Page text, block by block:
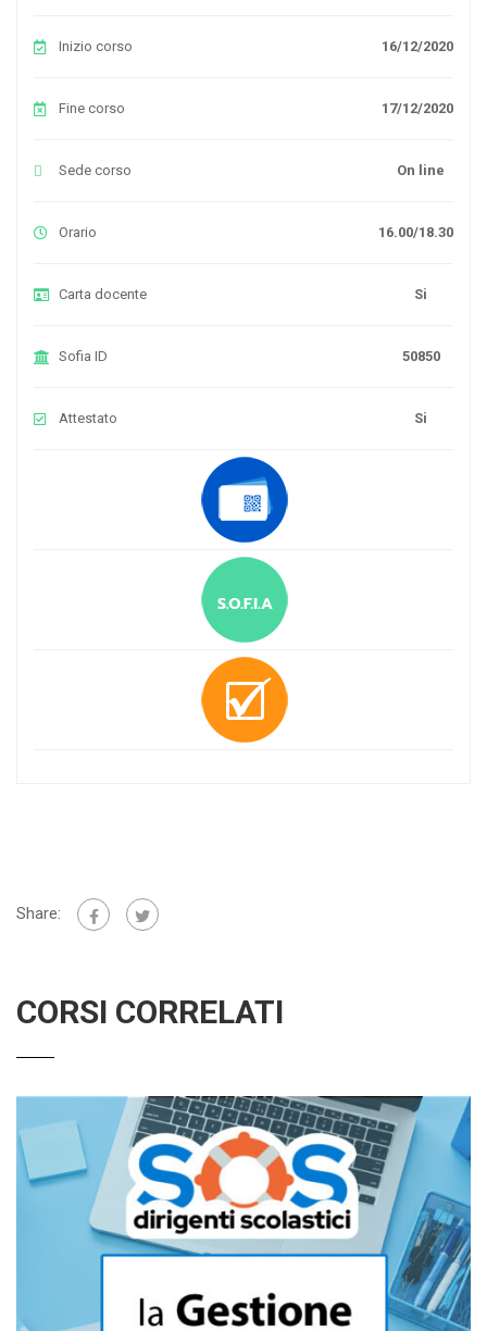
Inizio corso 16/12/2020
Fine corso 17/12/2020
Sede corso On line
Orario 16.00/18.30
Carta docente Si
Sofia ID 50850
Attestato Si
Share:
CORSI CORRELATI